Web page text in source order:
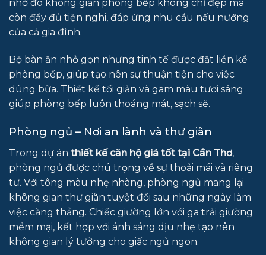
nhờ đó không gian phòng bếp không chỉ đẹp mà
còn đầy đủ tiện nghi, đáp ứng nhu cầu nấu nướng
của cả gia đình.
Bộ bàn ăn nhỏ gọn nhưng tinh tế được đặt liền kề
phòng bếp, giúp tạo nên sự thuận tiện cho việc
dùng bữa. Thiết kế tối giản và gam màu tươi sáng
giúp phòng bếp luôn thoáng mát, sạch sẽ.
Phòng ngủ – Nơi an lành và thư giãn
Trong dự án thiết kế căn hộ giá tốt tại Cần Thơ,
phòng ngủ được chú trọng về sự thoải mái và riêng
tư. Với tông màu nhẹ nhàng, phòng ngủ mang lại
không gian thư giãn tuyệt đối sau những ngày làm
việc căng thẳng. Chiếc giường lớn với ga trải giường
mềm mại, kết hợp với ánh sáng dịu nhẹ tạo nên
không gian lý tưởng cho giấc ngủ ngon.